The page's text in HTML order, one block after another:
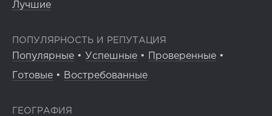
Лучшие
ПОПУЛЯРНОСТЬ И РЕПУТАЦИЯ
Популярные • Успешные • Проверенные •
Готовые • Востребованные
ГЕОГРАФИЯ